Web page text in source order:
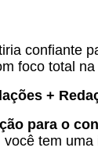
confiante
foco total
+
para o
você tem